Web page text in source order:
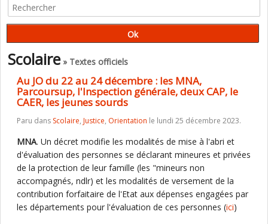
GÉNÉRALE, DEUX CAP, LE CAER, LES JEUNES SOURDS
Scolaire» Textes officiels
Au JO du 22 au 24 décembre : les MNA,
Parcoursup, l'Inspection générale, deux CAP, le
CAER, les jeunes sourds
Paru dans Scolaire, Justice, Orientation le lundi 25 décembre 2023.
MNA. Un décret modifie les modalités de mise à l'abri et
d'évaluation des personnes se déclarant mineures et privées
de la protection de leur famille (les "mineurs non
accompagnés, ndlr) et les modalités de versement de la
contribution forfaitaire de l'Etat aux dépenses engagées par
les départements pour l'évaluation de ces personnes (ici)